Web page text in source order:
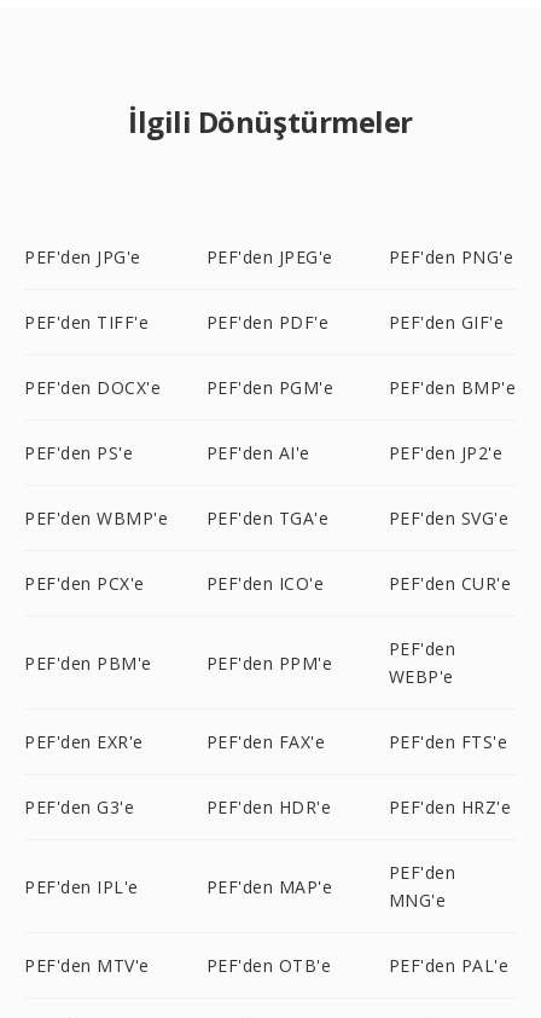
İlgili Dönüştürmeler
PEF'den JPG'e PEF'den JPEG'e PEF'den PNG'e
PEF'den TIFF'e PEF'den PDF'e PEF'den GIF'e
PEF'den DOCX'e PEF'den PGM'e PEF'den BMP'e
PEF'den PS'e PEF'den AI'e PEF'den JP2'e
PEF'den WBMP'e PEF'den TGA'e PEF'den SVG'e
PEF'den PCX'e PEF'den ICO'e PEF'den CUR'e
PEF'den PBM'e PEF'den PPM'e
PEF'den
WEBP'e
PEF'den EXR'e PEF'den FAX'e PEF'den FTS'e
PEF'den G3'e PEF'den HDR'e PEF'den HRZ'e
PEF'den IPL'e PEF'den MAP'e
PEF'den
MNG'e
PEF'den MTV'e PEF'den OTB'e PEF'den PAL'e